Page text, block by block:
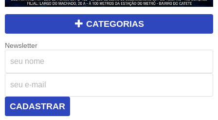
CATEGORIAS
Newsletter
CADASTRAR